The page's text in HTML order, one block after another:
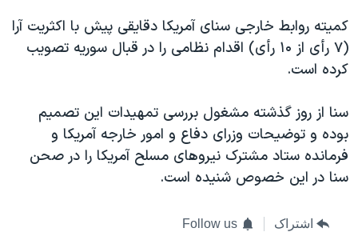
گالری عکس
آرشیو پخش زنده
اعتراضات زن، زندگی، آزادی
مجموعه مستندهای دادخواهی
دادگاه حمید نوری
چهل سال گروگان‌گیری
قانون شفافیت دارائی کادر رهبری ایران
اسرائیل در جنگ
کمیته روابط خارجی سنای آمریکا دقایقی پیش با اکثریت آرا
(۷ رأی از ۱۰ رأی) اقدام نظامی را در قبال سوریه تصویب
کرده است.
سنا از روز گذشته مشغول بررسی تمهیدات این تصمیم
بوده و توضیحات وزرای دفاع و امور خارجه آمریکا و
فرمانده ستاد مشترک نیروهای مسلح آمریکا را در صحن
سنا در این خصوص شنیده است.
اشتراک Follow us